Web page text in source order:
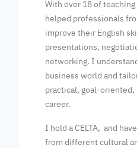
With over 18 of
helped professionals
improve their English
presentations,
networking. I
business world and
practical, goal-oriented,
career.
I hold a CELTA, and
from different cultural